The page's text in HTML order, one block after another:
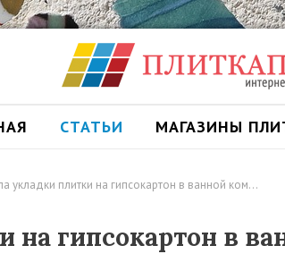
СТАТЬИ МАГАЗИНЫ
укладки плитки на гипсокартон в ванной ком…
гипсокартон в